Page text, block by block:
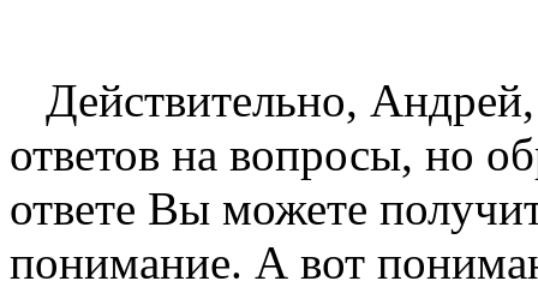
Действительно,
ответов на вопросы, но
ответе Вы можете
понимание. А вот